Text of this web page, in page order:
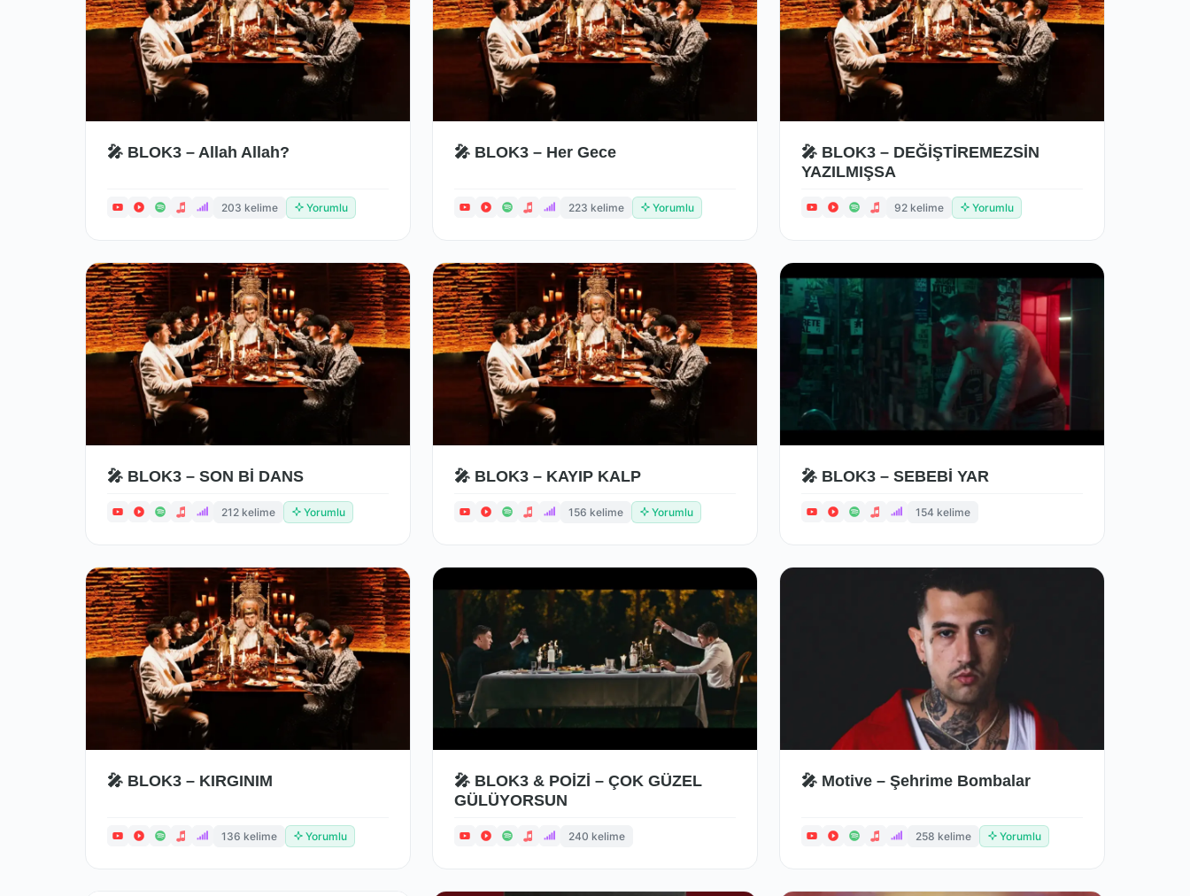
🎤 BLOK3 – Allah Allah?
203 kelime Yorumlu
🎤 BLOK3 – Her Gece
223 kelime Yorumlu
🎤 BLOK3 – DEĞİŞTİREMEZSİN
YAZILMIŞSA
92 kelime Yorumlu
🎤 BLOK3 – SON Bİ DANS
212 kelime Yorumlu
🎤 BLOK3 – KAYIP KALP
156 kelime Yorumlu
🎤 BLOK3 – SEBEBİ YAR
154 kelime
🎤 BLOK3 – KIRGINIM
136 kelime Yorumlu
🎤 BLOK3 & POİZİ – ÇOK GÜZEL
GÜLÜYORSUN
240 kelime
🎤 Motive – Şehrime Bombalar
258 kelime Yorumlu